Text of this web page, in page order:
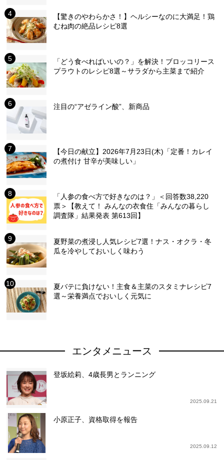
【驚きのやわらかさ！】ヘルシーなのに大満足！鶏
むね肉の絶品レシピ8選
「どう食べればいいの？」を解決！ブロッコリース
プラウトのレシピ8選～サラダから主菜まで紹介
注目の“アゼライン酸”、新商品
【今日の献立】2026年7月23日(木)「定番！カレイ
の煮付け 甘辛が美味しい」
「人参の食べ方で好きなのは？」＜回答数38,220
票＞【教えて！ みんなの衣食住「みんなの暮らし
調査隊」結果発表 第613回】
夏野菜の煮浸し人気レシピ7選！ナス・オクラ・冬
瓜を冷やしておいしく味わう
夏バテに負けない！主食＆主菜のスタミナレシピ7
選～栄養満点でおいしく元気に
エンタメニュース
登坂絵莉、4歳長男とランニング
2025.09.21
小原正子、資格取得を報告
2025.09.12